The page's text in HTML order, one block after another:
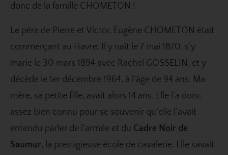
donc de la famille CHOMETON !
Le père de Pierre et Victor, Eugène CHOMETON était
commerçant au Havre. Il y naît le 7 mai 1870, s’y
marie le 30 mars 1894 avec Rachel GOSSELIN, et y
décède le 1er décembre 1964, à l’âge de 94 ans. Ma
mère, sa petite fille, avait alors 14 ans. Elle l’a donc
assez bien connu pour se souvenir qu’elle l’avait
entendu parler de l’armée et du Cadre Noir de
Saumur, la prestigieuse école de cavalerie. Elle savait